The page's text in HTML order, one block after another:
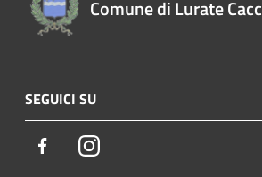
Comune di Lurate
SEGUICI SU
FacebookInstagram